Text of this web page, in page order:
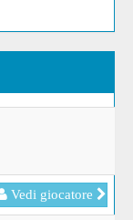
Vedi giocatore